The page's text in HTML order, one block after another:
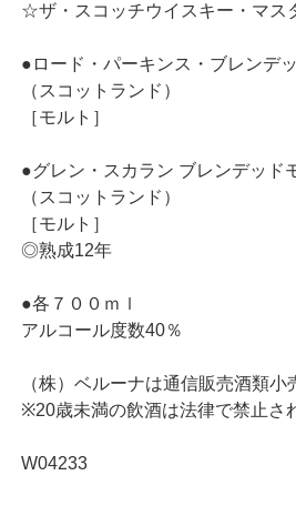
☆ザ・スコッチウイスキー・マス
●ロード・パーキンス・ブレンデ
（スコットランド）
［モルト］
●グレン・スカラン ブレンデッド
（スコットランド）
［モルト］
◎熟成12年
●各７００ｍｌ
アルコール度数40％
（株）ベルーナは通信販売酒類小
※20歳未満の飲酒は法律で禁止さ
W04233